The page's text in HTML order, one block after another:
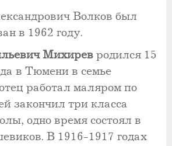
Волков был
в 1962 году.
Михирев родился 15
в Тюмени в семье
работал маляром по
закончил три класса
одно время состоял в
В 1916-1917 годах